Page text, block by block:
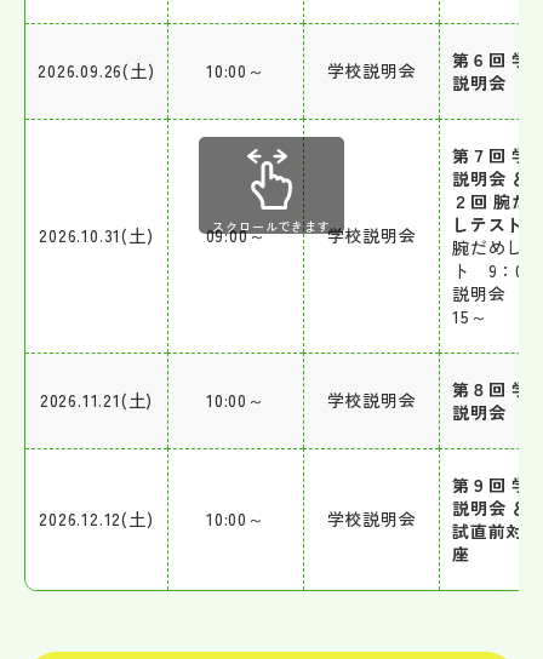
2026.09.26(土) 10:00～ 学校説明会
第６回 学
説明会
2026.10.31(土) 09:00～ 学校説明会
第７回 学
説明会 ＆
２回 腕だ
しテスト
腕だめし
ト 9：00
説明会 9
15～
2026.11.21(土) 10:00～ 学校説明会
第８回 学
説明会
2026.12.12(土) 10:00～ 学校説明会
第９回 学
説明会 ＆
試直前対
座
スクロールできます